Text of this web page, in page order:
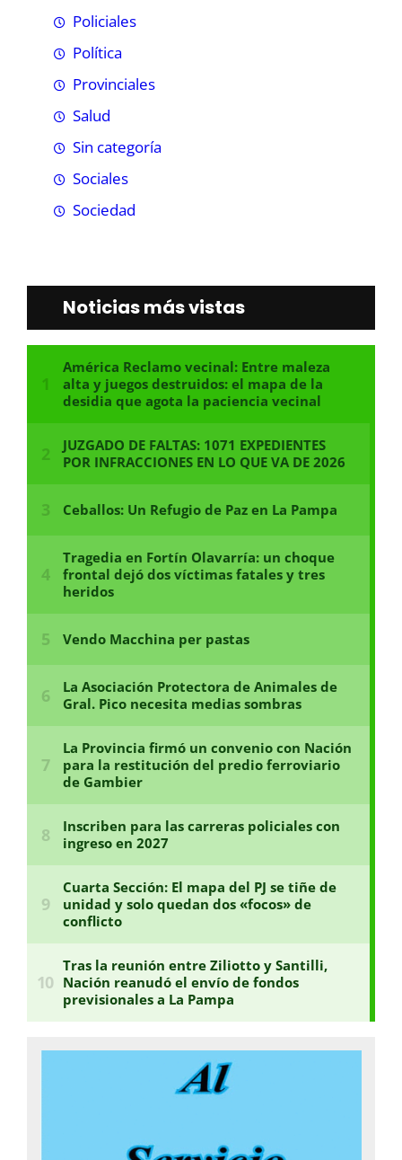
Policiales
Política
Provinciales
Salud
Sin categoría
Sociales
Sociedad
Noticias más vistas